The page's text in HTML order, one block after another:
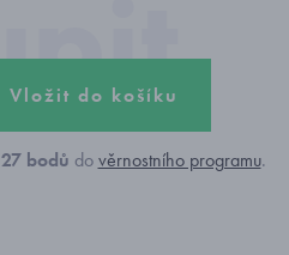
Vložit do košíku
27bodů dověrnostního programu.